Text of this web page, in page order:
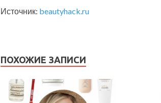
Источник: beautyhack.ru
ПОХОЖИЕ ЗАПИСИ